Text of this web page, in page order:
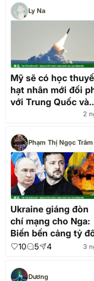
Ly Na
Mỹ sẽ có học
hạt nhân mới đối
với Trung Quốc và
2
Phạm Thị Ngọc Trâm
Ukraine giáng đòn
chí mạng cho Nga:
Biến bến cảng tỷ
của Moscow thành
10 5 4 3
Dương